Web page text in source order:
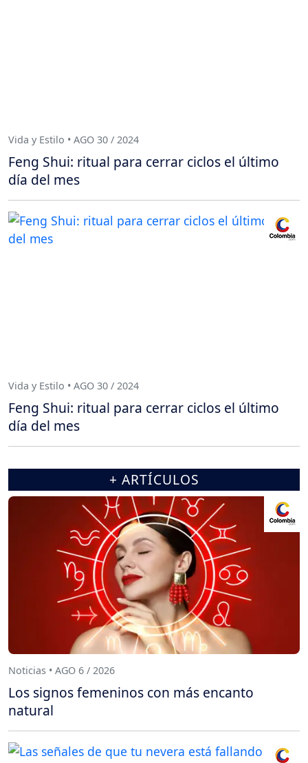
Vida y Estilo • AGO 30 / 2024
Feng Shui: ritual para cerrar ciclos el último
día del mes
Vida y Estilo • AGO 30 / 2024
Feng Shui: ritual para cerrar ciclos el último
día del mes
+ ARTÍCULOS
Noticias • AGO 6 / 2026
Los signos femeninos con más encanto
natural